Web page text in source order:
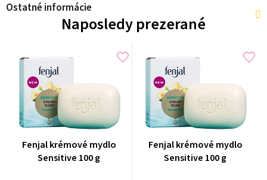
Ostatné informácie
Naposledy prezerané
Fenjal krémové mydlo
Sensitive 100 g
Fenjal krémové mydlo
Sensitive 100 g